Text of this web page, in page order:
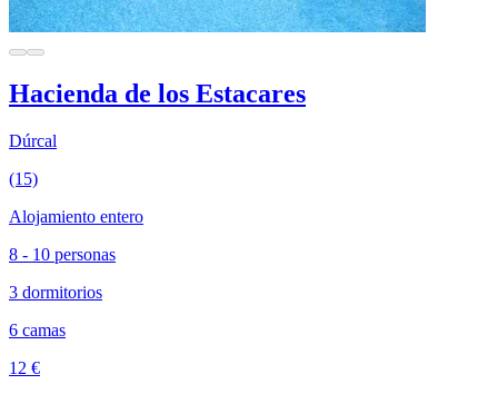
Hacienda de los Estacares
Dúrcal
(15)
Alojamiento entero
8 - 10 personas
3 dormitorios
6 camas
12 €